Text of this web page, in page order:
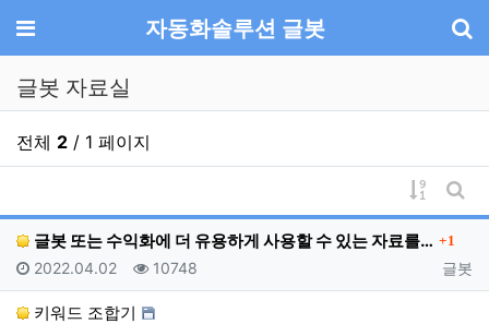
메뉴 자동화솔루션 글봇
글봇 자료실
전체 2 / 1 페이지
게시물
게
글봇 또는 수익화에 더 유용하게 사용할 수 있는 자료를… 댓글
1
등록자
글봇
등록일
2022.04.02 조회
10748
키워드 조합기